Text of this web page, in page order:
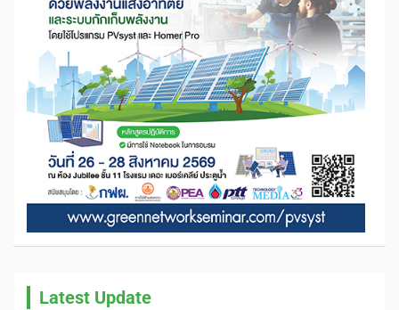
Latest Update